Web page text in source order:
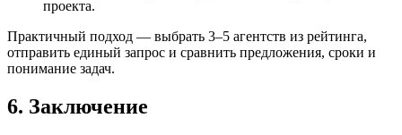
проекта.
Практичный подход — выбрать 3–5 агентств из рейтинга,
отправить единый запрос и сравнить предложения, сроки и
понимание задач.
6. Заключение